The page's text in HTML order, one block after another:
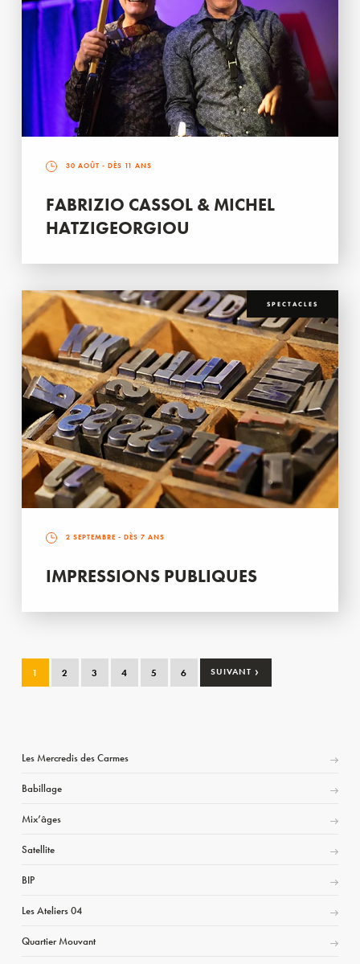
30 AOÛT - DÈS 11 ANS
FABRIZIO CASSOL & MICHEL
HATZIGEORGIOU
SPECTACLES
2 SEPTEMBRE - DÈS 7 ANS
IMPRESSIONS PUBLIQUES
1 2 3 4 5 6 SUIVANT ›
Les Mercredis des Carmes
Babillage
Mix’âges
Satellite
BIP
Les Ateliers 04
Quartier Mouvant